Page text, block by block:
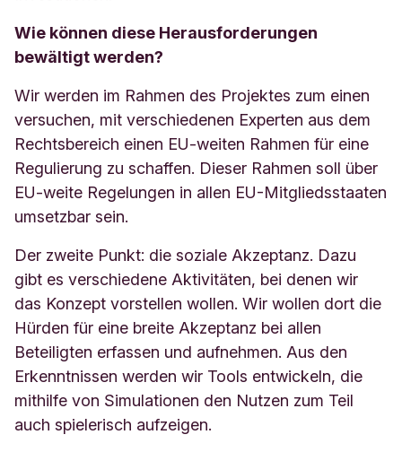
Wie können diese Herausforderungen
bewältigt werden?
Wir werden im Rahmen des Projektes zum einen
versuchen, mit verschiedenen Experten aus dem
Rechtsbereich einen EU-weiten Rahmen für eine
Regulierung zu schaffen. Dieser Rahmen soll über
EU-weite Regelungen in allen EU-Mitgliedsstaaten
umsetzbar sein.
Der zweite Punkt: die soziale Akzeptanz. Dazu
gibt es verschiedene Aktivitäten, bei denen wir
das Konzept vorstellen wollen. Wir wollen dort die
Hürden für eine breite Akzeptanz bei allen
Beteiligten erfassen und aufnehmen. Aus den
Erkenntnissen werden wir Tools entwickeln, die
mithilfe von Simulationen den Nutzen zum Teil
auch spielerisch aufzeigen.